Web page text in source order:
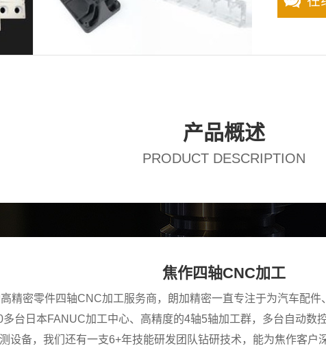
产品概述
PRODUCT DESCRIPTION
焦作四轴CNC加工
精密零件四轴CNC加工服务商，朗加精密一直专注于为汽车配
台日本FANUC加工中心、高精度的4轴5轴加工群，多台自动数
设备，我们还有一支6+年技能研发团队钻研技术，能为焦作客户